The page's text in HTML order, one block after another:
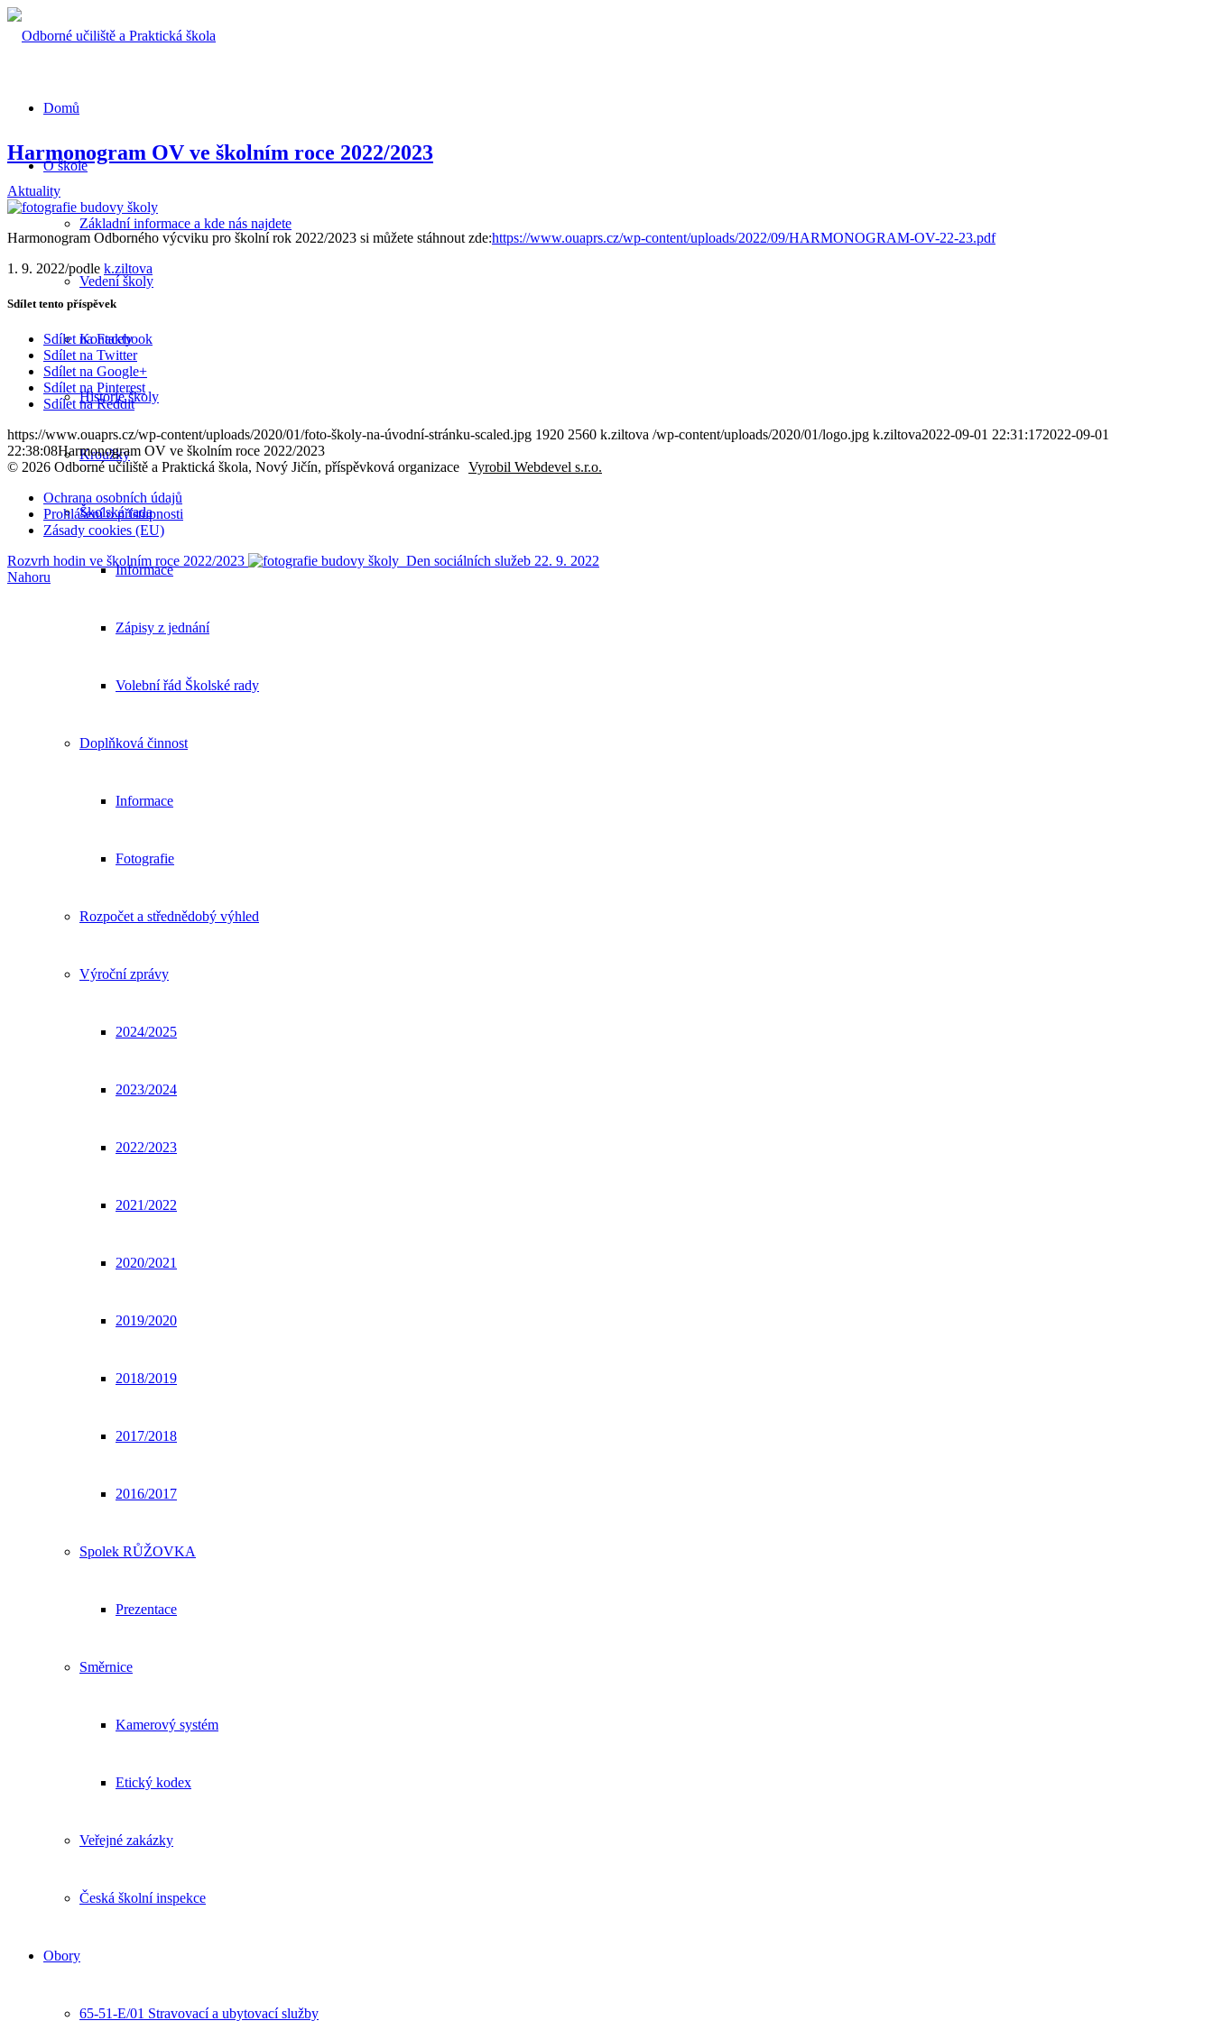
Domů
O škole
Základní informace a kde nás najdete
Vedení školy
Kontakty
Historie školy
Kroužky
Školská rada
Informace
Zápisy z jednání
Volební řád Školské rady
Doplňková činnost
Informace
Fotografie
Rozpočet a střednědobý výhled
Výroční zprávy
2024/2025
2023/2024
2022/2023
2021/2022
2020/2021
2019/2020
2018/2019
2017/2018
2016/2017
Spolek RŮŽOVKA
Prezentace
Směrnice
Kamerový systém
Etický kodex
Veřejné zakázky
Česká školní inspekce
Obory
65-51-E/01 Stravovací a ubytovací služby
Harmonogram OV ve školním roce 2022/2023
Aktuality
Harmonogram Odborného výcviku pro školní rok 2022/2023 si můžete stáhnout zde:https://www.ouaprs.cz/wp-content/uploads/2022/09/HARMONOGRAM-OV-22-23.pdf
1. 9. 2022/podle k.ziltova
Sdílet tento příspěvek
Sdílet na Facebook
Sdílet na Twitter
Sdílet na Google+
Sdílet na Pinterest
Sdílet na Reddit
https://www.ouaprs.cz/wp-content/uploads/2020/01/foto-školy-na-úvodní-stránku-scaled.jpg 1920 2560 k.ziltova /wp-content/uploads/2020/01/logo.jpg k.ziltova2022-09-01 22:31:172022-09-01
22:38:08Harmonogram OV ve školním roce 2022/2023
© 2026 Odborné učiliště a Praktická škola, Nový Jičín, příspěvková organizace Vyrobil Webdevel s.r.o.
Ochrana osobních údajů
Prohlášení o přístupnosti
Zásady cookies (EU)
Rozvrh hodin ve školním roce 2022/2023
Den sociálních služeb 22. 9. 2022
Nahoru